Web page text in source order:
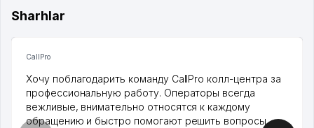
Sharhlar
CallPro
Хочу поблагодарить команду CallPro колл-центра за
профессиональную работу. Операторы всегда
вежливые, внимательно относятся к каждому
обращению и быстро помогают решить вопросы.